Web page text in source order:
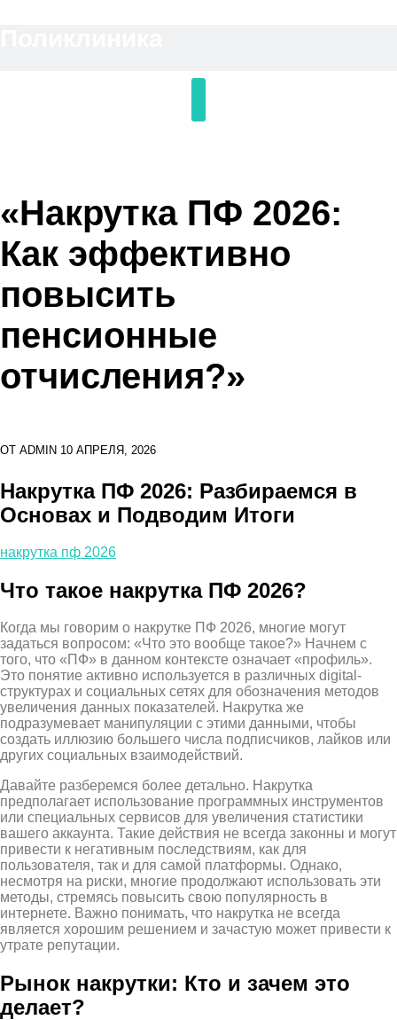
«Накрутка ПФ 2026:
Как эффективно
повысить
пенсионные
отчисления?»
ОТ ADMIN 10 АПРЕЛЯ, 2026
Накрутка ПФ 2026: Разбираемся в
Основах и Подводим Итоги
накрутка пф 2026
Что такое накрутка ПФ 2026?
Когда мы говорим о накрутке ПФ 2026, многие могут
задаться вопросом: «Что это вообще такое?» Начнем с
того, что «ПФ» в данном контексте означает «профиль».
Это понятие активно используется в различных digital-
структурах и социальных сетях для обозначения методов
увеличения данных показателей. Накрутка же
подразумевает манипуляции с этими данными, чтобы
создать иллюзию большего числа подписчиков, лайков или
других социальных взаимодействий.
Давайте разберемся более детально. Накрутка
предполагает использование программных инструментов
или специальных сервисов для увеличения статистики
вашего аккаунта. Такие действия не всегда законны и могут
привести к негативным последствиям, как для
пользователя, так и для самой платформы. Однако,
несмотря на риски, многие продолжают использовать эти
методы, стремясь повысить свою популярность в
интернете. Важно понимать, что накрутка не всегда
является хорошим решением и зачастую может привести к
утрате репутации.
Рынок накрутки: Кто и зачем это
делает?